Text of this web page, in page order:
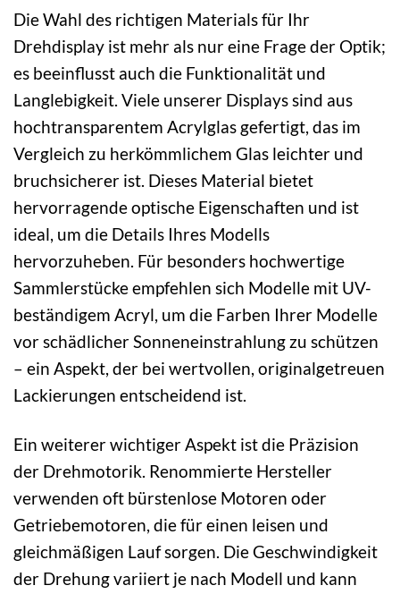
Die Wahl des richtigen Materials für Ihr
Drehdisplay ist mehr als nur eine Frage der Optik;
es beeinflusst auch die Funktionalität und
Langlebigkeit. Viele unserer Displays sind aus
hochtransparentem Acrylglas gefertigt, das im
Vergleich zu herkömmlichem Glas leichter und
bruchsicherer ist. Dieses Material bietet
hervorragende optische Eigenschaften und ist
ideal, um die Details Ihres Modells
hervorzuheben. Für besonders hochwertige
Sammlerstücke empfehlen sich Modelle mit UV-
beständigem Acryl, um die Farben Ihrer Modelle
vor schädlicher Sonneneinstrahlung zu schützen
– ein Aspekt, der bei wertvollen, originalgetreuen
Lackierungen entscheidend ist.
Ein weiterer wichtiger Aspekt ist die Präzision
der Drehmotorik. Renommierte Hersteller
verwenden oft bürstenlose Motoren oder
Getriebemotoren, die für einen leisen und
gleichmäßigen Lauf sorgen. Die Geschwindigkeit
der Drehung variiert je nach Modell und kann